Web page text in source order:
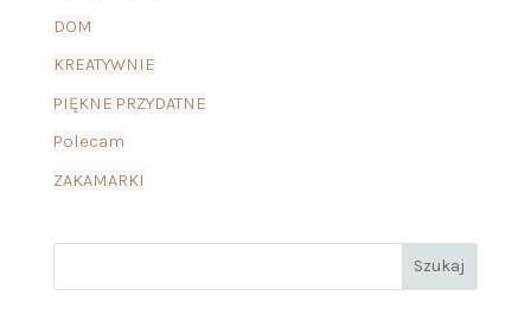
DOM
KREATYWNIE
PIĘKNE PRZYDATNE
Polecam
ZAKAMARKI